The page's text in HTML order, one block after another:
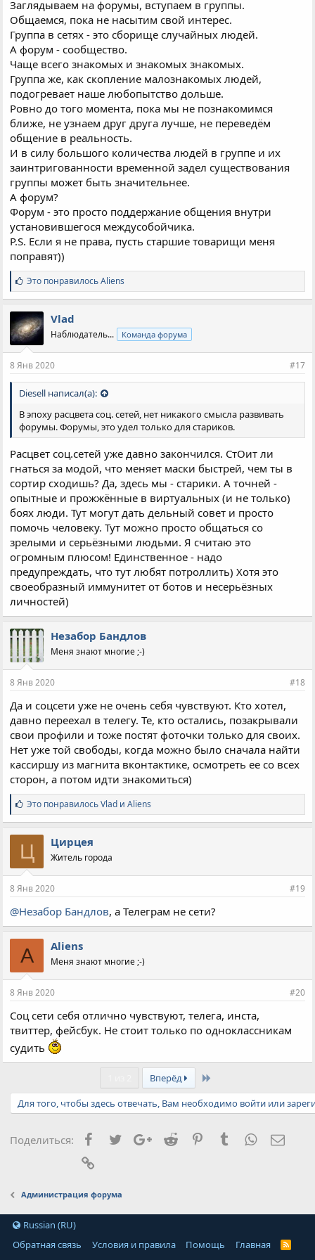
Заглядываем на форумы, вступаем в группы.
Общаемся, пока не насытим свой интерес.
Группа в сетях - это сборище случайных людей.
А форум - сообщество.
Чаще всего знакомых и знакомых знакомых.
Группа же, как скопление малознакомых людей,
подогревает наше любопытство дольше.
Ровно до того момента, пока мы не познакомимся
ближе, не узнаем друг друга лучше, не переведём
общение в реальность.
И в силу большого количества людей в группе и их
заинтригованности временной задел существования
группы может быть значительнее.
А форум?
Форум - это просто поддержание общения внутри
установившегося междусобойчика.
P.S. Если я не права, пусть старшие товарищи меня
поправят))
С
и
м
п
а
т
и
:
Это понравилосьAliens
Vlad
Наблюдатель... Команда форума
8 Янв 2020 #17
Diesell написал(а):
В эпоху расцвета соц. сетей, нет никакого смысла развивать
форумы. Форумы, это удел только для стариков.
Расцвет соц.сетей уже давно закончился. СтОит ли
гнаться за модой, что меняет маски быстрей, чем ты в
сортир сходишь? Да, здесь мы - старики. А точней -
опытные и прожжённые в виртуальных (и не только)
боях люди. Тут могут дать дельный совет и просто
помочь человеку. Тут можно просто общаться со
зрелыми и серьёзными людьми. Я считаю это
огромным плюсом! Единственное - надо
предупреждать, что тут любят потроллить) Хотя это
своеобразный иммунитет от ботов и несерьёзных
личностей)
Незабор Бандлов
Меня знают многие ;-)
8 Янв 2020 #18
Да и соцсети уже не очень себя чувствуют. Кто хотел,
давно переехал в телегу. Те, кто остались, позакрывали
свои профили и тоже постят фоточки только для своих.
Нет уже той свободы, когда можно было сначала найти
кассиршу из магнита вконтактике, осмотреть ее со всех
сторон, а потом идти знакомиться)
С
и
м
п
а
т
и
:
Это понравилосьVlad иAliens
Ц Цирцея
Житель города
8 Янв 2020 #19
@Незабор Бандлов, а Телеграм не сети?
A Aliens
Меня знают многие ;-)
8 Янв 2020 #20
Соц сети себя отлично чувствуют, телега, инста,
твиттер, фейсбук. Не стоит только по одноклассникам
судить
Вперёд Last
Для того, чтобы здесь отвечать, Вам необходимо войти или
Поделиться: Facebook
TwitterGoogle+
Reddit PinterestTumblrWhatsApp
Администрация форума
Russian (RU)
Обратная связь
Условия и правила Помощь Главная